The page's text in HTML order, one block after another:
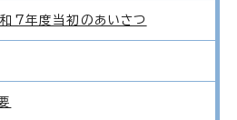
年度当初のあいさつ